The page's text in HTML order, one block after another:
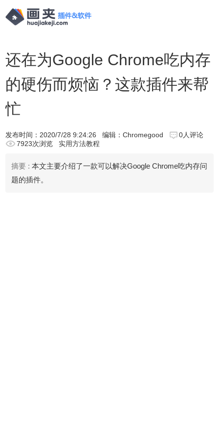
还在为Google Chrome吃内存
的硬伤而烦恼？这款插件来帮
忙
发布时间： 2020/7/28 9:24:26 编辑：Chromegood
0人评论
7923次浏览
实用方法教程
摘要 : 本文主要介绍了一款可以解决Google Chrome吃内存问
题的插件。